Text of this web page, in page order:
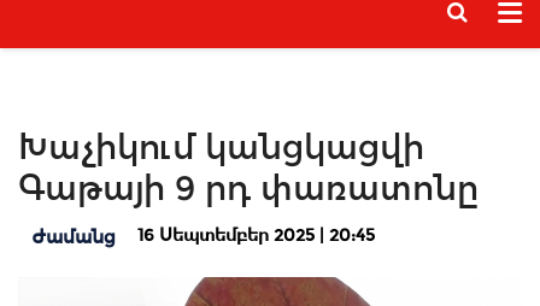
Խաչիկում կանցկացվի
Գաթայի 9 րդ փառատոնը
Ժամանց 16 Սեպտեմբեր 2025 | 20:45